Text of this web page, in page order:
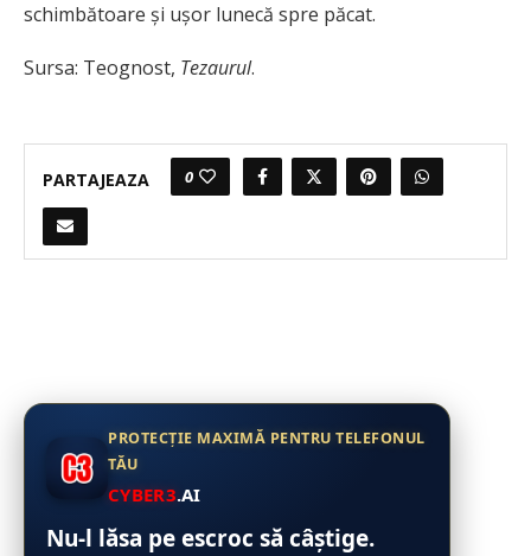
schimbătoare și ușor lunecă spre păcat.
Sursa: Teognost, Tezaurul.
PARTAJEAZA 0
PROTECȚIE MAXIMĂ PENTRU TELEFONUL
TĂU
CYBER3.AI
Nu-l lăsa pe escroc să câștige.